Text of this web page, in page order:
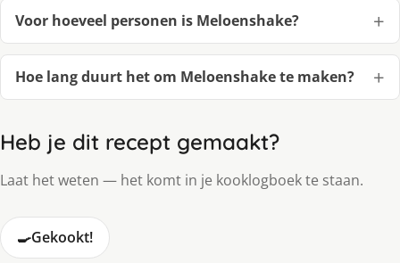
Voor hoeveel personen is Meloenshake?
Hoe lang duurt het om Meloenshake te maken?
Heb je dit recept gemaakt?
Laat het weten — het komt in je kooklogboek te staan.
🍳Gekookt!